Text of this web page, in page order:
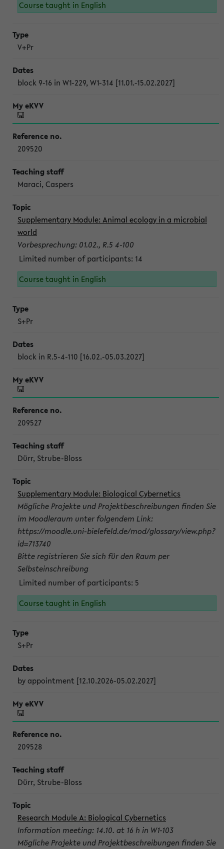
Course taught in English
V+Pr
block 9-16 in W1-229, W1-314 [11.01.-15.02.2027]
209520
Maraci, Caspers
Supplementary Module: Animal ecology in a microbial
world
Vorbesprechung: 01.02., R.5 4-100
Limited number of participants: 14
Course taught in English
S+Pr
block in R.5-4-110 [16.02.-05.03.2027]
209527
Dürr, Strube-Bloss
Supplementary Module: Biological Cybernetics
Mögliche Projekte und Projektbeschreibungen finden Sie
im Moodleraum unter folgendem Link:
https://moodle.uni-bielefeld.de/mod/glossary/view.php?
id=713740
Bitte registrieren Sie sich für den Raum per
Selbsteinschreibung
Limited number of participants: 5
Course taught in English
S+Pr
by appointment [12.10.2026-05.02.2027]
209528
Dürr, Strube-Bloss
Research Module A: Biological Cybernetics
Information meeting: 14.10. at 16 h in W1-103
Mögliche Projekte und Projektbeschreibungen finden Sie